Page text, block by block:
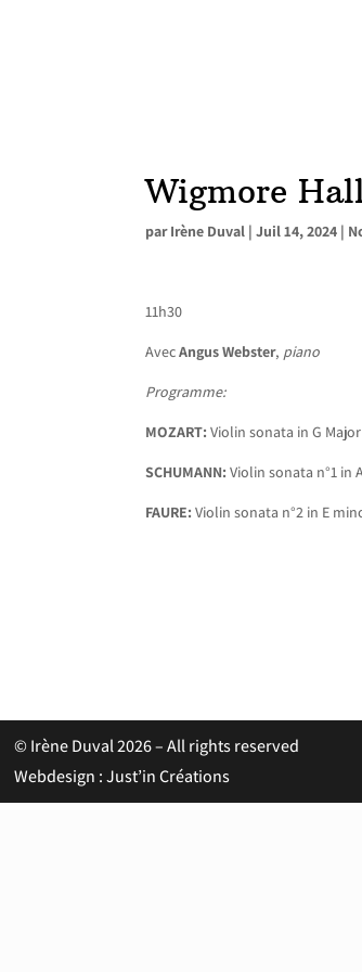
Wigmore
parIrène Duval |Juil 14, 2024 |
11h30
AvecAngus Webster, piano
Programme:
MOZART:Violin sonata in G Major
SCHUMANN:Violin sonata n°1 in
FAURE:Violin sonata n°2 in E
© Irène Duval 2026 – All rights reserved
Webdesign : Just’in Créations